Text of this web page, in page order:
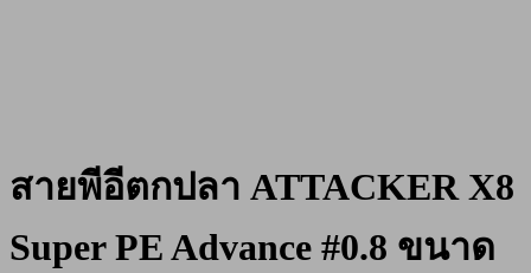
สายพีอีตกปลา ATTACKER X8
Super PE Advance #0.8 ขนาด